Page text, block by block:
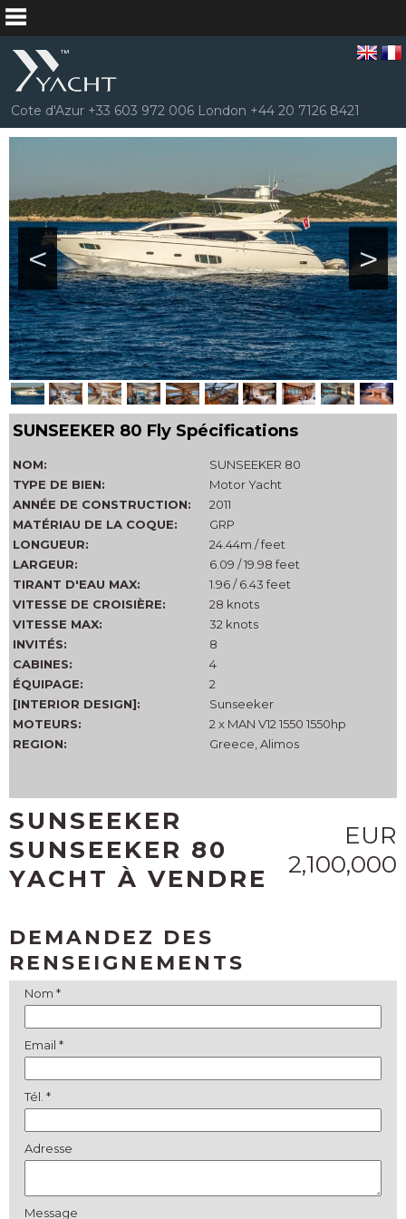
Cote d'Azur +33 603 972 006 London +44 20 7126 8421
>
<
SUNSEEKER 80 Fly Spécifications
NOM:
SUNSEEKER 80
TYPE DE BIEN:
Motor Yacht
ANNÉE DE CONSTRUCTION:
2011
MATÉRIAU DE LA COQUE:
GRP
LONGUEUR:
24.44m / feet
LARGEUR:
6.09 / 19.98 feet
TIRANT D'EAU MAX:
1.96 / 6.43 feet
VITESSE DE CROISIÈRE:
28 knots
VITESSE MAX:
32 knots
INVITÉS:
8
CABINES:
4
ÉQUIPAGE:
2
[INTERIOR DESIGN]:
Sunseeker
MOTEURS:
2 x MAN V12 1550 1550hp
REGION:
Greece, Alimos
SUNSEEKER
SUNSEEKER 80
YACHT À VENDRE
EUR
2,100,000
DEMANDEZ DES
RENSEIGNEMENTS
Nom *
Email *
Tél. *
Adresse
Message